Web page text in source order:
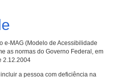
e-MAG (Modelo de Acessibilidade
as normas do Governo Federal, em
2.12.2004
a pessoa com deficiência na